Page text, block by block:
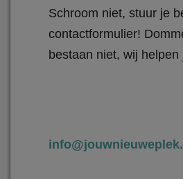
Schroom niet, stuur je
contactformulier!
bestaan niet, wij helpen